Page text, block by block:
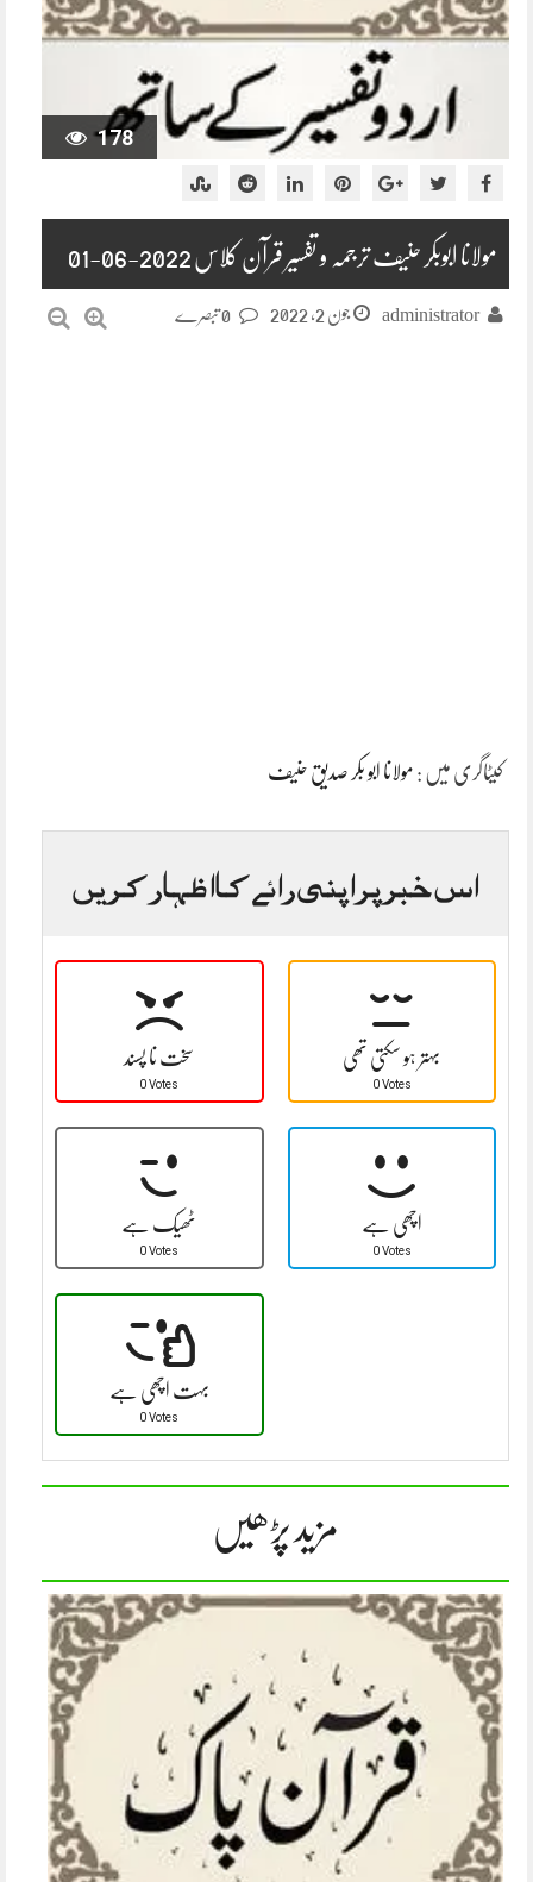
178
مولانا ابوبکر حنیف ترجمہ و تفسیر قرآن کلاس 2022-06-01
administrator جون 2, 2022
کیٹاگری میں : مولانا ابو بکر صدیق حنیف
اس خبر پر اپنی رائے کا اظہار کریں
سخت نا پسند
0 Votes
بہتر ہو سکتی تھی
0 Votes
ٹھیک ہے
0 Votes
اچھی ہے
0 Votes
بہت اچھی ہے
0 Votes
مزید پڑھیں